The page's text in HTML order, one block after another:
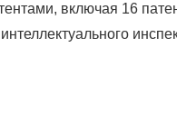
включая 16